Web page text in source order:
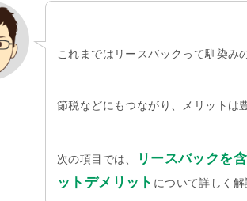
これまではリースバックって馴染み
節税などにもつながり、メリットは
次の項目では、
リースバックを
ットデメリット について詳しく解